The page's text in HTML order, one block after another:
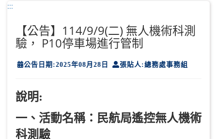
:::
【公告】114/9/9(二) 無人機術科測
驗， P10停車場進行管制
公告日期:2025年08月28日 張貼人:總務處事務組
說明:
一、活動名稱：民航局遙控無人機術
科測驗